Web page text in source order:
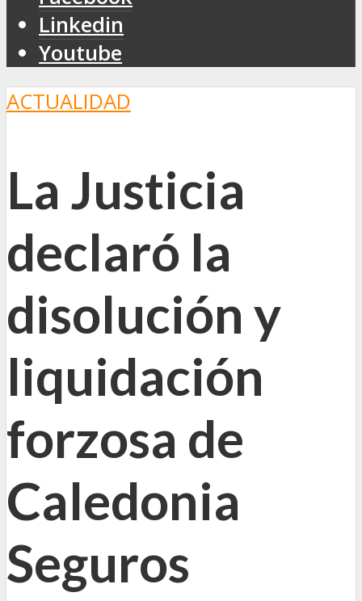
Linkedin
Youtube
ACTUALIDAD
La Justicia
declaró la
disolución y
liquidación
forzosa de
Caledonia
Seguros